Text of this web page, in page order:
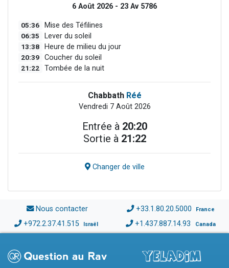
6 Août 2026 - 23 Av 5786
05:36 Mise des Téfilines
06:35 Lever du soleil
13:38 Heure de milieu du jour
20:39 Coucher du soleil
21:22 Tombée de la nuit
Chabbath Réé
Vendredi 7 Août 2026
Entrée à 20:20
Sortie à 21:22
Changer de ville
Nous contacter +33.1.80.20.5000 France
+972.2.37.41.515 Israël +1.437.887.14.93 Canada